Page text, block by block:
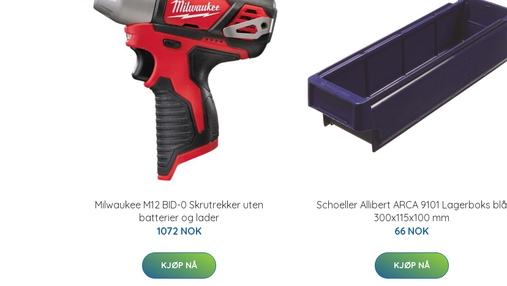
Milwaukee M12 BID-0 Skrutrekker uten
batterier og lader
1072 NOK
KJØP NÅ
Schoeller Allibert ARCA 9101 Lagerboks blå
300x115x100 mm
66 NOK
KJØP NÅ